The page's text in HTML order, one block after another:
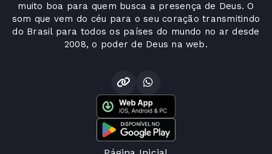
muito boa para quem busca a presença de Deus. O
som que vem do céu para o seu coração transmitindo
do Brasil para todos os países do mundo no ar desde
2008, o poder de Deus na web.